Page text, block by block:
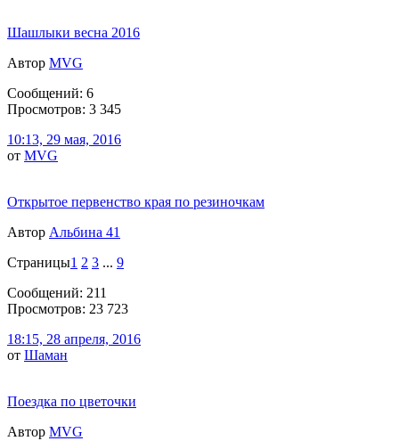
Шашлыки весна 2016
Автор MVG
Сообщений: 6
Просмотров: 3 345
10:13, 29 мая, 2016
от MVG
Открытое первенство края по резиночкам
Автор Альбина 41
Страницы1 2 3 ... 9
Сообщений: 211
Просмотров: 23 723
18:15, 28 апреля, 2016
от Шаман
Поездка по цветочки
Автор MVG